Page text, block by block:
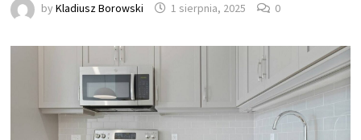
byKladiusz Borowski 1 sierpnia, 2025 0